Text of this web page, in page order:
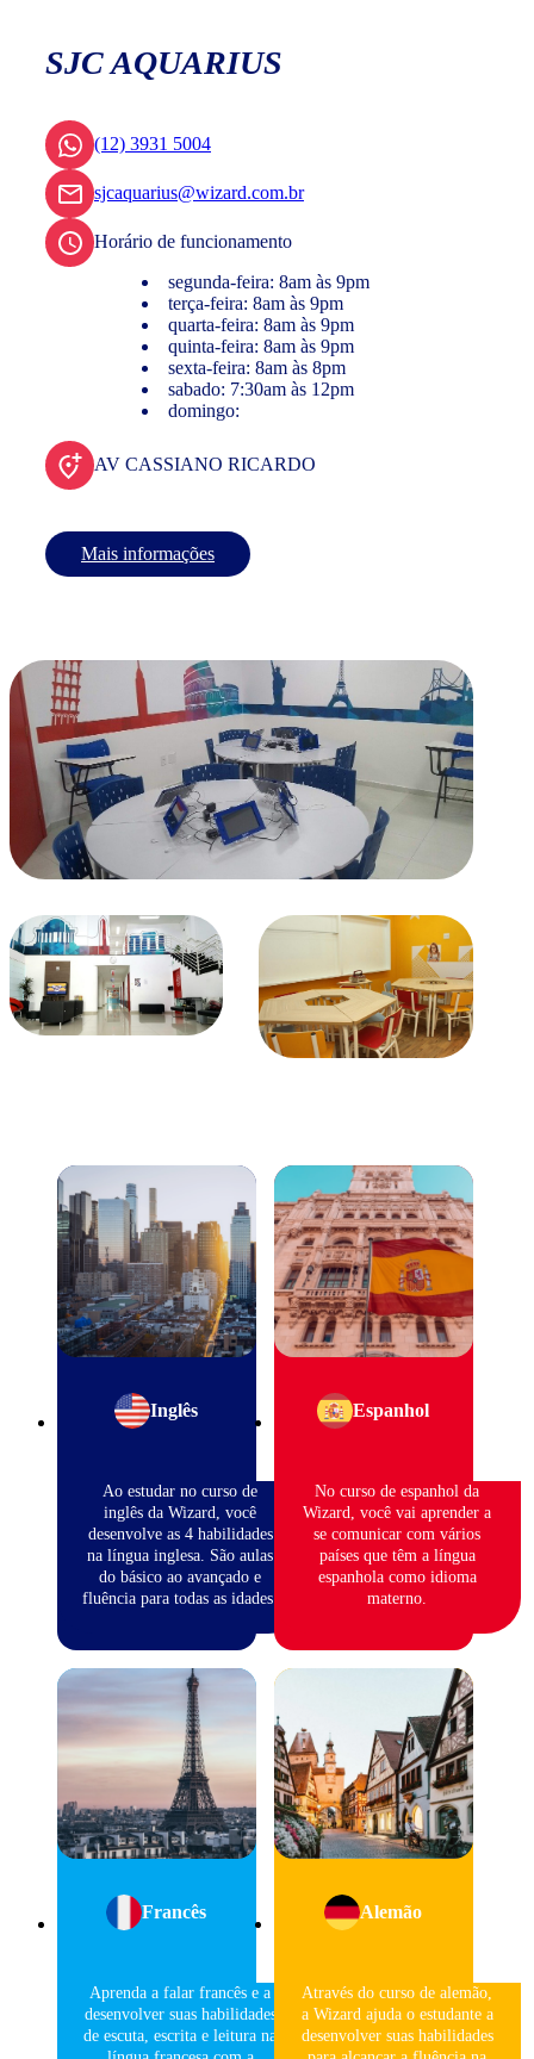
SJC AQUARIUS
(12) 3931 5004
sjcaquarius@wizard.com.br
Horário de funcionamento
segunda-feira: 8am às 9pm
terça-feira: 8am às 9pm
quarta-feira: 8am às 9pm
quinta-feira: 8am às 9pm
sexta-feira: 8am às 8pm
sabado: 7:30am às 12pm
domingo:
AV CASSIANO RICARDO
Mais informações
Inglês
Ao estudar no curso de
inglês da Wizard, você
desenvolve as 4 habilidades
na língua inglesa. São aulas
do básico ao avançado e
fluência para todas as idades.
Espanhol
No curso de espanhol da
Wizard, você vai aprender a
se comunicar com vários
países que têm a língua
espanhola como idioma
materno.
Francês
Aprenda a falar francês e a
desenvolver suas habilidades
de escuta, escrita e leitura na
Alemão
Através do curso de alemão,
a Wizard ajuda o estudante a
desenvolver suas habilidades